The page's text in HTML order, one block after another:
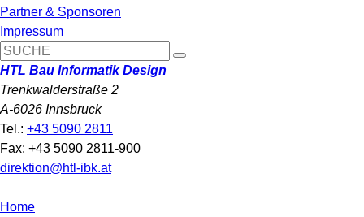
Partner & Sponsoren
Impressum
HTL Bau Informatik Design
Trenkwalderstraße 2
A-6026 Innsbruck
Tel.: +43 5090 2811
Fax: +43 5090 2811-900
direktion@htl-ibk.at
Home